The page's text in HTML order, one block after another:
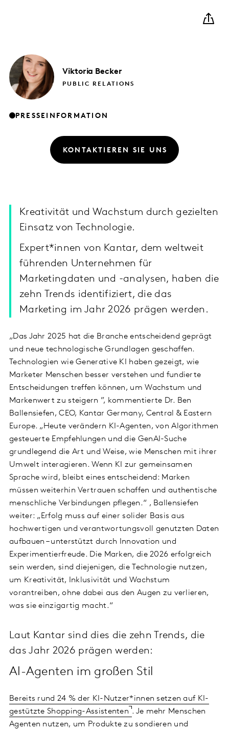
Viktoria Becker
PUBLIC RELATIONS
PRESSEINFORMATION
KONTAKTIEREN SIE UNS
Kreativität und Wachstum durch gezielten
Einsatz von Technologie.
Expert*innen von Kantar, dem weltweit
führenden Unternehmen für
Marketingdaten und -analysen, haben die
zehn Trends identifiziert, die das
Marketing im Jahr 2026 prägen werden.
„Das Jahr 2025 hat die Branche entscheidend geprägt
und neue technologische Grundlagen geschaffen.
Technologien wie Generative KI haben gezeigt, wie
Marketer Menschen besser verstehen und fundierte
Entscheidungen treffen können, um Wachstum und
Markenwert zu steigern ”, kommentierte Dr. Ben
Ballensiefen, CEO, Kantar Germany, Central & Eastern
Europe. „Heute verändern KI-Agenten, von Algorithmen
gesteuerte Empfehlungen und die GenAI-Suche
grundlegend die Art und Weise, wie Menschen mit ihrer
Umwelt interagieren. Wenn KI zur gemeinsamen
Sprache wird, bleibt eines entscheidend: Marken
müssen weiterhin Vertrauen schaffen und authentische
menschliche Verbindungen pflegen.“ , Ballensiefen
weiter: „Erfolg muss auf einer solider Basis aus
hochwertigen und verantwortungsvoll genutzten Daten
aufbauen – unterstützt durch Innovation und
Experimentierfreude. Die Marken, die 2026 erfolgreich
sein werden, sind diejenigen, die Technologie nutzen,
um Kreativität, Inklusivität und Wachstum
vorantreiben, ohne dabei aus den Augen zu verlieren,
was sie einzigartig macht.“
Laut Kantar sind dies die zehn Trends, die
das Jahr 2026 prägen werden:
AI-Agenten im großen Stil
Bereits rund 24 % der KI-Nutzer*innen setzen auf KI-
gestützte Shopping-Assistenten . Je mehr Menschen
Agenten nutzen, um Produkte zu sondieren und